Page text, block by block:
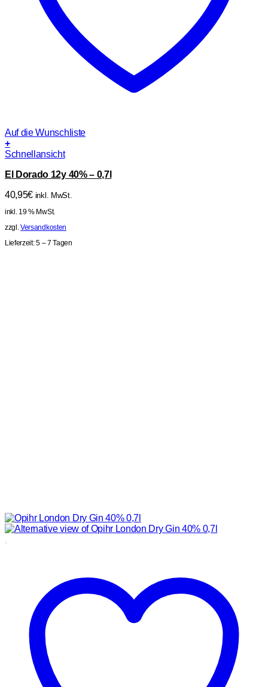
Auf die Wunschliste
+
Schnellansicht
El Dorado 12y 40% – 0,7l
40,95€ inkl. MwSt.
inkl. 19 % MwSt.
zzgl.Versandkosten
Lieferzeit:5 – 7 Tagen